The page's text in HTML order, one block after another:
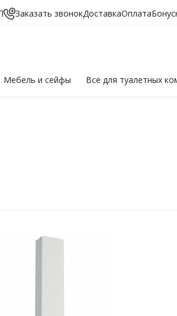
Заказать звонокДоставкаОплата
Мебельи сейфы Все для туалетных